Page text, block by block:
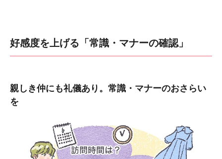
好感度を上げる「常識・マナーの確認」
親しき仲にも礼儀あり。常識・マナーのおさらい
を